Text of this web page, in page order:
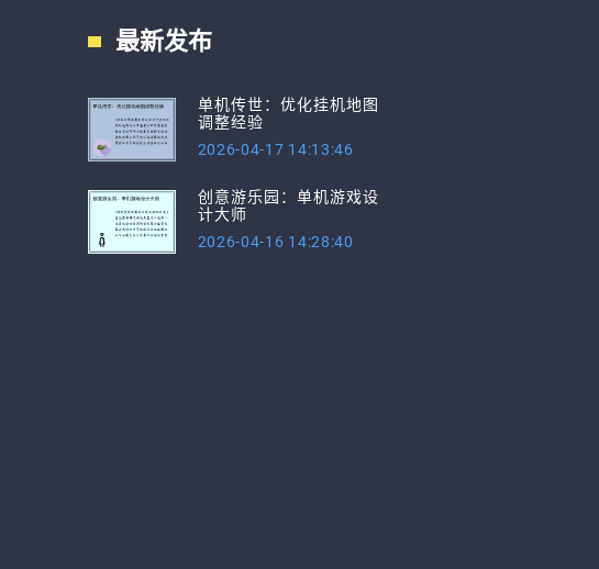
最新发布
单机传世：优化挂机地图
调整经验
2026-04-17 14:13:46
创意游乐园：单机游戏设
计大师
2026-04-16 14:28:40